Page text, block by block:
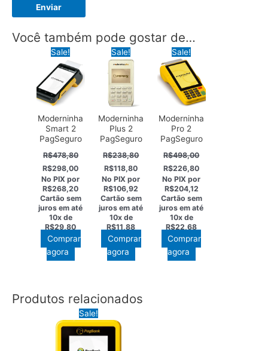
Você também pode gostar de…
Sale!
Moderninha
Smart 2
PagSeguro
R$478,80
O
preço
original
era:
R$478,80.
R$298,00O
atual
R$298,00.
No PIX por
R$268,20
Cartão sem
juros em até
10x de
R$29,80
Comprar
agora
Sale!
Moderninha
Plus 2
PagSeguro
R$238,80
O
preço
original
era:
R$238,80.
R$118,80O
atual
é:
R$118,80.
No PIX por
R$106,92
Cartão sem
juros em até
10x de
R$11,88
Comprar
agora
Sale!
Moderninha
Pro 2
PagSeguro
R$498,00
O
preço
original
era:
R$498,00.
R$226,80O
atual
R$226,80.
No PIX por
R$204,12
Cartão sem
juros em até
10x de
R$22,68
Comprar
agora
Produtos relacionados
Sale!